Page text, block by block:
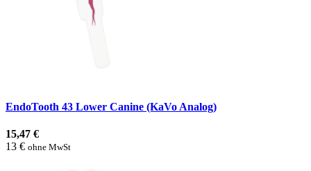
EndoTooth 43 Lower Canine (KaVo Analog)
15,47 €
13 € ohne MwSt